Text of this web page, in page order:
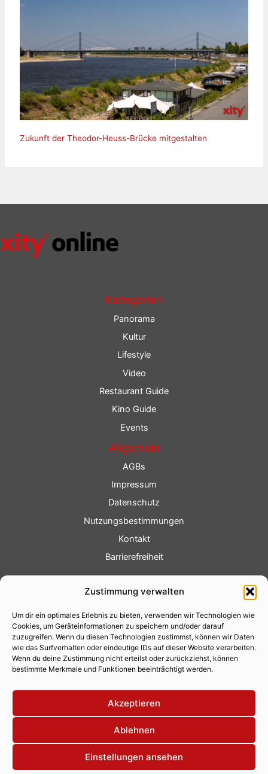
Zustimmung verwalten
Um dir ein optimales Erlebnis zu bieten, verwenden wir Technologien wie
Cookies, um Geräteinformationen zu speichern und/oder darauf
zuzugreifen. Wenn du diesen Technologien zustimmst, können wir Daten
wie das Surfverhalten oder eindeutige IDs auf dieser Website verarbeiten.
Wenn du deine Zustimmung nicht erteilst oder zurückziehst, können
bestimmte Merkmale und Funktionen beeinträchtigt werden.
Akzeptieren
Ablehnen
Einstellungen ansehen
Zukunft der Theodor-Heuss-Brücke mitgestalten
Kategorien
Panorama
Kultur
Lifestyle
Video
Restaurant Guide
Kino Guide
Events
Allgemein
AGBs
Impressum
Datenschutz
Nutzungsbestimmungen
Kontakt
Barrierefreiheit
Fotoservice
Videoservice
Werbung
Contenterstellung
Lokalnachrichten
Lokalfernsehen
Eventkalender